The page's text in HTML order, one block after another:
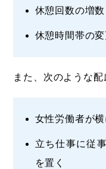
休憩回数の増数
休憩時間帯の変
また、次のような配
女性労働者が
立ち仕事に従
を置く